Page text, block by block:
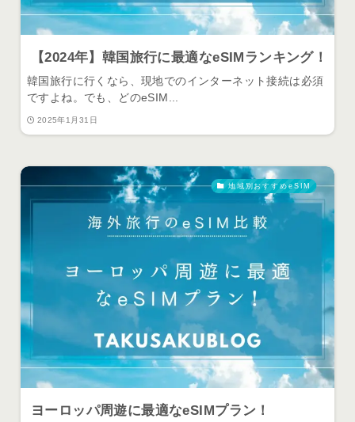
【2024年】韓国旅行に最適なeSIMランキング！
韓国旅行に行くなら、現地でのインターネット接続は必須
ですよね。でも、どのeSIM...
2025年1月31日
地域別おすすめeSIM
ヨーロッパ周遊に最適なeSIMプラン！